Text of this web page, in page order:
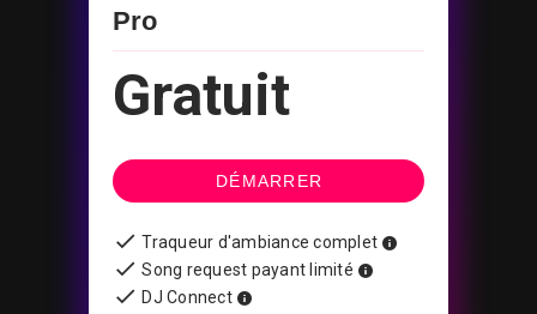
Pro
Gratuit
DÉMARRER
Traqueur d'ambiance complet
Song request payant limité
DJ Connect